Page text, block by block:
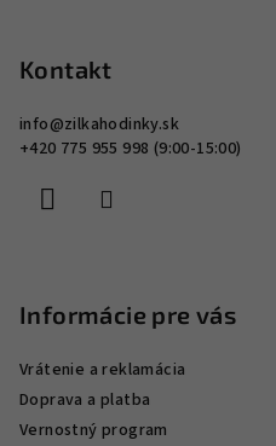
Kontakt
info@zilkahodinky.sk
+420 775 955 998 (9:00-15:00)
Informácie pre vás
Vrátenie a reklamácia
Doprava a platba
Vernostný program